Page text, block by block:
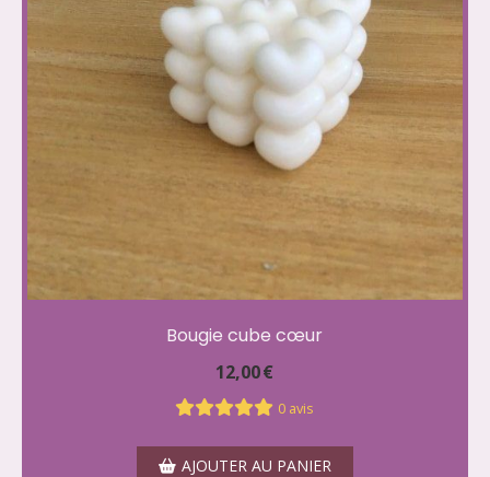
Bougie cube cœur
12,00€
0 avis
AJOUTER AU PANIER